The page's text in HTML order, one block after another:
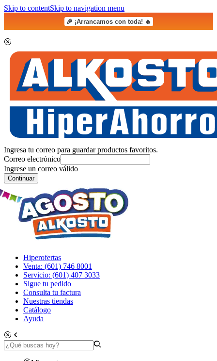
Skip to contentSkip to navigation menu
🎉 ¡Arrancamos con toda! 🔥
Ingresa tu correo para guardar productos favoritos.
Correo electrónico
Ingrese un correo válido
Continuar
Hiperofertas
Venta: (601) 746 8001
Servicio: (601) 407 3033
Sigue tu pedido
Consulta tu factura
Nuestras tiendas
Catálogo
Ayuda